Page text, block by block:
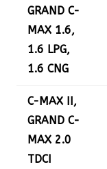
GRAND C-
MAX 1.6,
1.6 LPG,
1.6 CNG
C-MAX II,
GRAND C-
MAX 2.0
TDCI